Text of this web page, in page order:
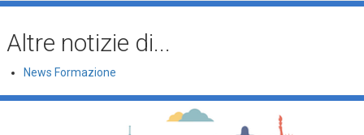
Altre notizie di...
News Formazione